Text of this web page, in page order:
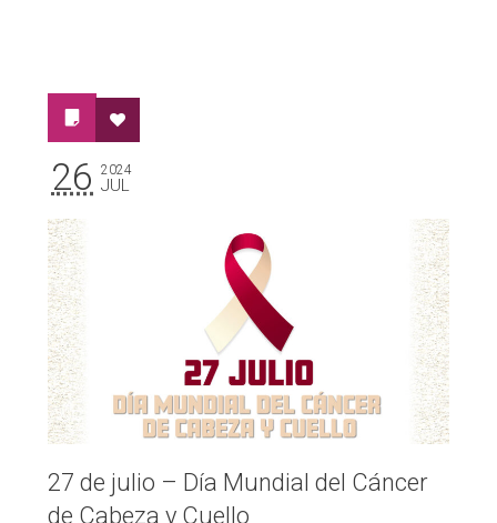
26 2024
JUL
27 de julio – Día Mundial del Cáncer
de Cabeza y Cuello